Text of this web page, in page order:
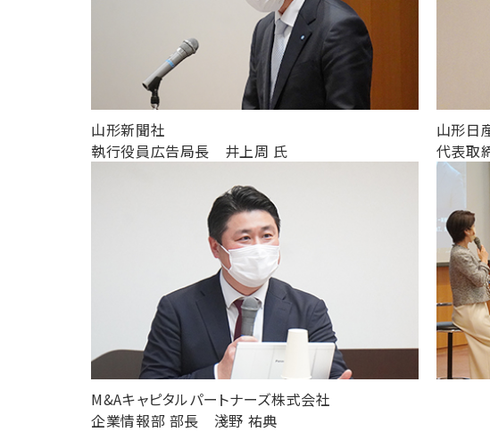
山形新聞社
執行役員広告局長 井上周 氏
山形日
代表取
M&Aキャピタルパートナーズ株式会社
企業情報部 部長 淺野 祐典